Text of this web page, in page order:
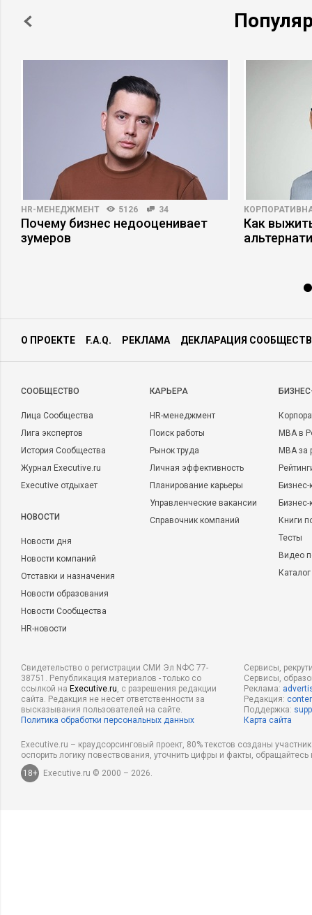
HR-МЕНЕДЖМЕНТ 5126 34
Почему бизнес недооценивает
зумеров
Как
О ПРОЕКТЕ F.A.Q. РЕКЛАМА ДЕКЛАРАЦИЯ
CООБЩЕСТВО
Лица Сообщества
Лига экспертов
История Сообщества
Журнал Executive.ru
Executive отдыхает
НОВОСТИ
Новости дня
Новости компаний
Отставки и назначения
Новости образования
Новости Сообщества
HR-новости
КАРЬЕРА
HR-менеджмент
Поиск работы
Рынок труда
Личная эффективность
Планирование карьеры
Управленческие вакансии
Справочник компаний
MBA в
MBA
Бизнес-
Книги
Тесты
Видео
Свидетельство о регистрации СМИ Эл NФС 77-
38751. Републикация материалов - только со
ссылкой на Executive.ru, с разрешения редакции
сайта. Редакция не несет ответственности за
высказывания пользователей на сайте.
Политика обработки персональных данных
Сервисы,
Сервисы,
Реклама:
Редакция:
Поддержка:
Карта сайта
Executive.ru – краудсорсинговый проект, 80% текстов созданы
оспорить логику повествования, уточнить цифры и факты,
18+
Executive.ru © 2000 – 2026.